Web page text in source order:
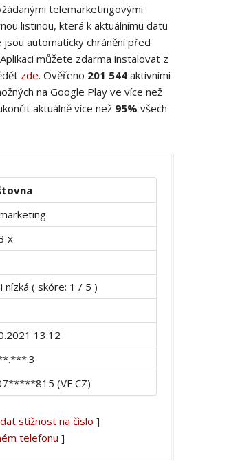
telemarketingovými
listinou, která k aktuálnímu datu
automaticky chránění před
můžete zdarma instalovat z
zde. Ověřeno 201 544 aktivními
na Google Play ve více než
aktuálně více než 95% všech
x
nízká ( skóre: 1 / 5 )
13:12
(VF CZ)
stížnost na číslo ]
telefonu ]